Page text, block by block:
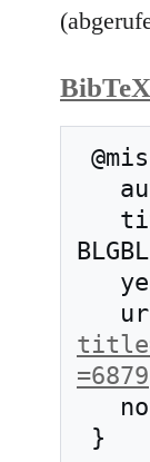
BibTeX
=6879